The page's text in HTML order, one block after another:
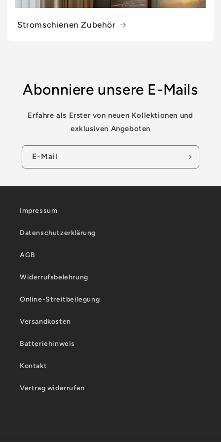
Stromschienen Zubehör
Abonniere unsere E-Mails
Erfahre als Erster von neuen Kollektionen und
exklusiven Angeboten
E-Mail
Impressum
Datenschutzerklärung
AGB
Widerrufsbelehrung
Online-Streitbeilegung
Versandkosten
Batteriehinweis
Kontakt
Vertrag widerrufen